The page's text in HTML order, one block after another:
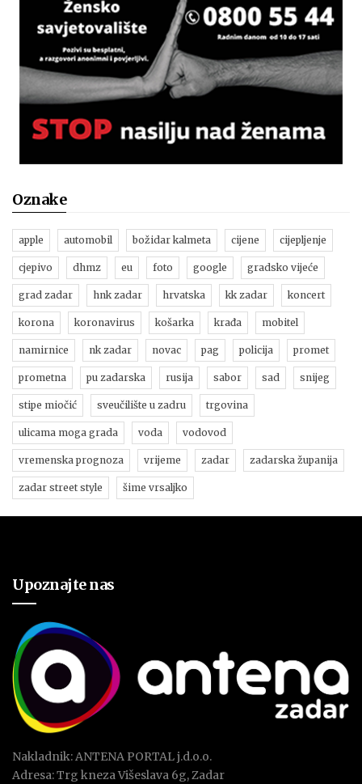
Oznake
apple automobil božidar kalmeta cijene cijepljenje
cjepivo dhmz eu foto google gradsko vijeće
grad zadar hnk zadar hrvatska kk zadar koncert
korona koronavirus košarka krađa mobitel
namirnice nk zadar novac pag policija promet
prometna pu zadarska rusija sabor sad snijeg
stipe miočić sveučilište u zadru trgovina
ulicama moga grada voda vodovod
vremenska prognoza vrijeme zadar zadarska županija
zadar street style šime vrsaljko
Upoznajte nas
Nakladnik: ANTENA PORTAL j.d.o.o.
Adresa: Trg kneza Višeslava 6g, Zadar